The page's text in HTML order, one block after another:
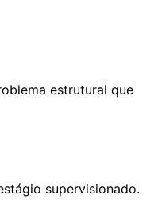
estrutural que
supervisionado.